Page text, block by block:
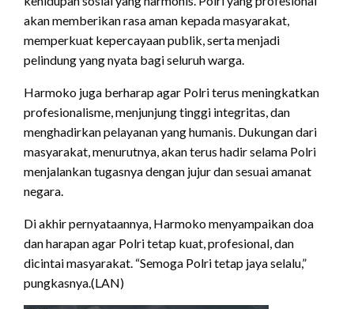
akan memberikan rasa aman kepada masyarakat,
memperkuat kepercayaan publik, serta menjadi
pelindung yang nyata bagi seluruh warga.
Harmoko juga berharap agar Polri terus meningkatkan
profesionalisme, menjunjung tinggi integritas, dan
menghadirkan pelayanan yang humanis. Dukungan dari
masyarakat, menurutnya, akan terus hadir selama Polri
menjalankan tugasnya dengan jujur dan sesuai amanat
negara.
Di akhir pernyataannya, Harmoko menyampaikan doa
dan harapan agar Polri tetap kuat, profesional, dan
dicintai masyarakat. “Semoga Polri tetap jaya selalu,”
pungkasnya.(LAN)